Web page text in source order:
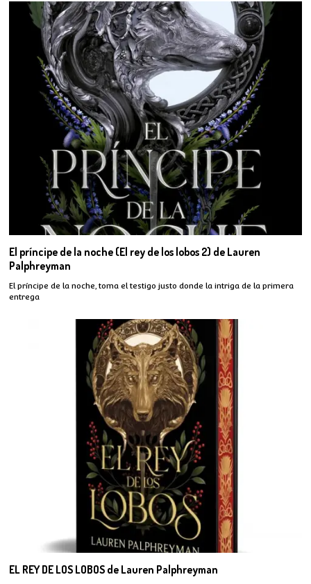
El príncipe de la noche (El rey de los lobos 2) de Lauren
Palphreyman
El príncipe de la noche, toma el testigo justo donde la intriga de la primera
entrega
EL REY DE LOS LOBOS de Lauren Palphreyman